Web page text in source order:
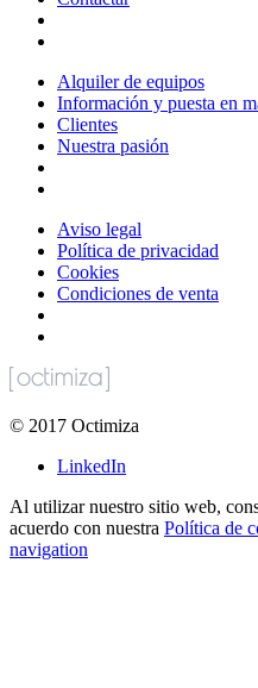
Alquiler de equipos
Información y puesta en
Clientes
Nuestra pasión
Aviso legal
Política de privacidad
Cookies
Condiciones de venta
© 2017 Octimiza
LinkedIn
Al utilizar nuestro sitio web,
acuerdo con nuestra Política de
navigation